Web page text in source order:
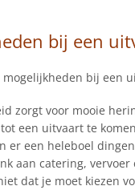
bij een
mogelijkheden bij een
zorgt voor mooie
een uitvaart te
er een heleboel
aan catering, vervoer
dat je moet kiezen